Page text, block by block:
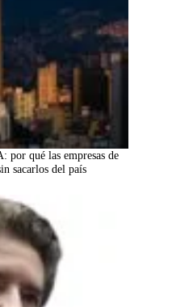
por qué las empresas de
sacarlos del país